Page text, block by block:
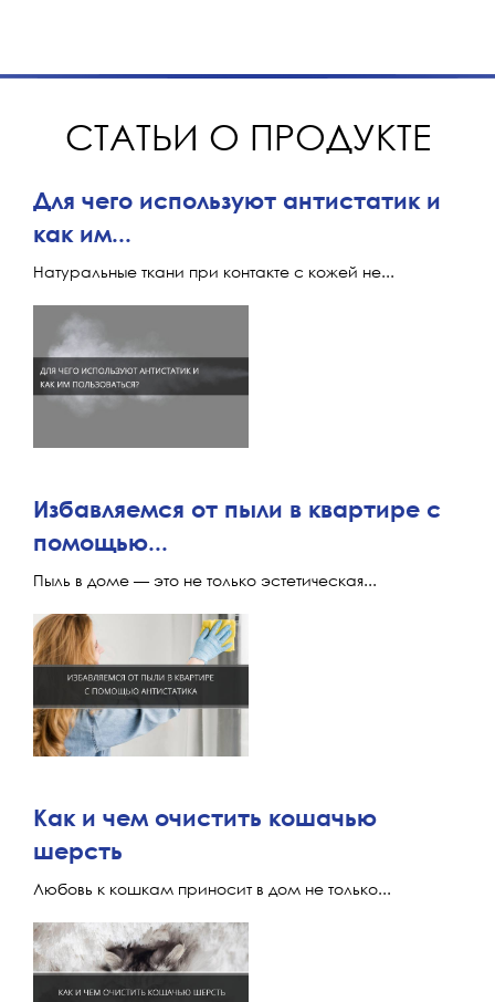
СТАТЬИ О ПРОДУКТЕ
Для чего используют антистатик и
как им...
Натуральные ткани при контакте с кожей не...
Избавляемся от пыли в квартире с
помощью...
Пыль в доме — это не только эстетическая...
Как и чем очистить кошачью
шерсть
Любовь к кошкам приносит в дом не только...